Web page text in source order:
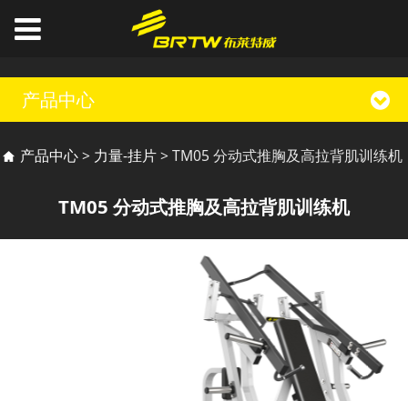
产品中心
TM05 分动式推胸及高
拉背肌训练机
产品中心> 力量-挂片>TM05 分动式推胸及高拉背肌训练机
TM05 分动式推胸及高拉背肌训练机